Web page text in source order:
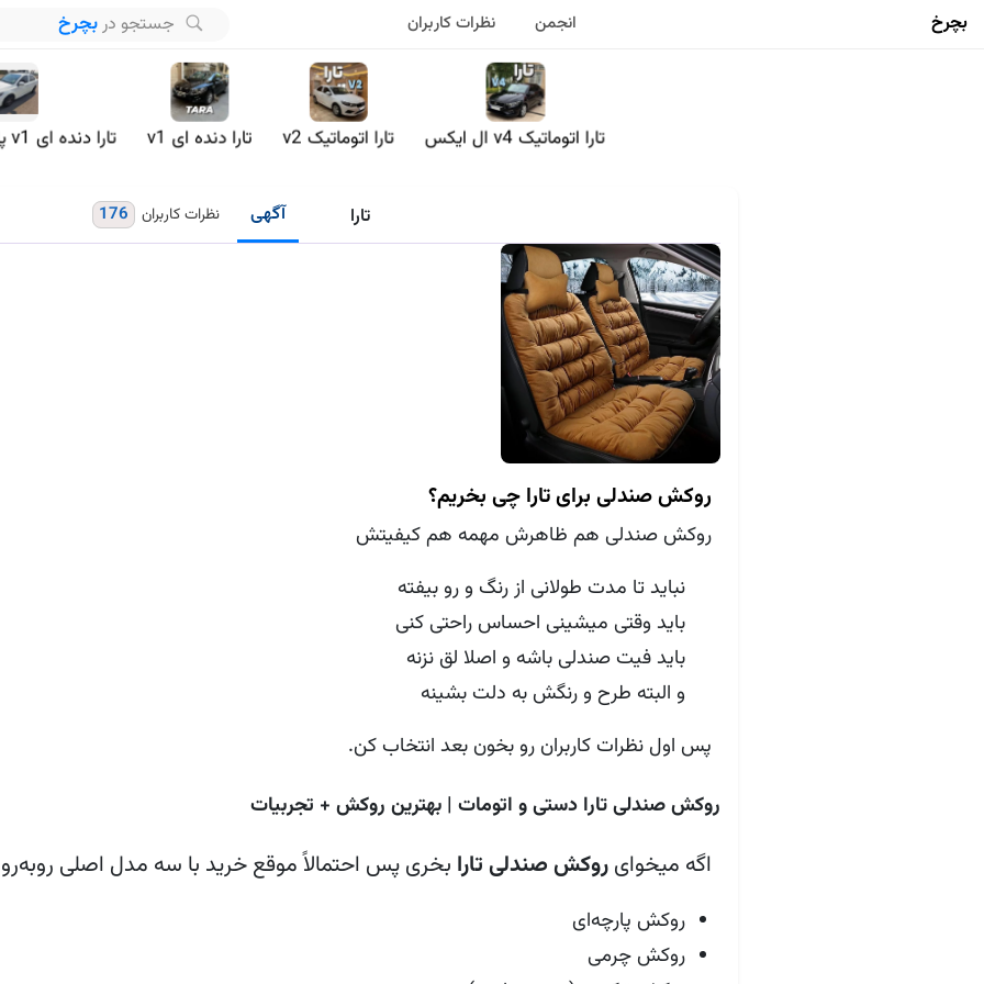
بچرخ انجمن نظرات کاربران جستجو دربچرخ
تارا اتوماتیک v4 ال ایکس تارا اتوماتیک v2 تارا دنده ای v1 تارا دنده ای v1 پلاس 6 سرعته
تارا آگهی نظرات کاربران 176
روکش صندلی برای تارا چی بخریم؟
روکش صندلی هم ظاهرش مهمه هم کیفیتش
نباید تا مدت طولانی از رنگ و رو بیفته
باید وقتی میشینی احساس راحتی کنی
باید فیت صندلی باشه و اصلا لق نزنه
و البته طرح و رنگش به دلت بشینه
پس اول نظرات کاربران رو بخون بعد انتخاب کن.
روکش صندلی تارا دستی و اتومات | بهترین روکش + تجربیات
اگه میخوایروکش صندلی تارا بخری پس احتمالاً موقع خرید با سه مدل اصلی
روکش پارچه‌ای
روکش چرمی